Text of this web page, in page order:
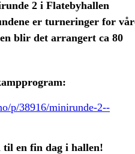
2 i Flatebyhallen
er turneringer for
blir det arrangert ca 80
p/38916/minirunde-2--
til en fin dag i hallen!